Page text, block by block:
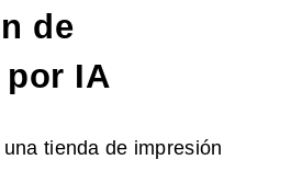
de
por IA
tienda de impresión